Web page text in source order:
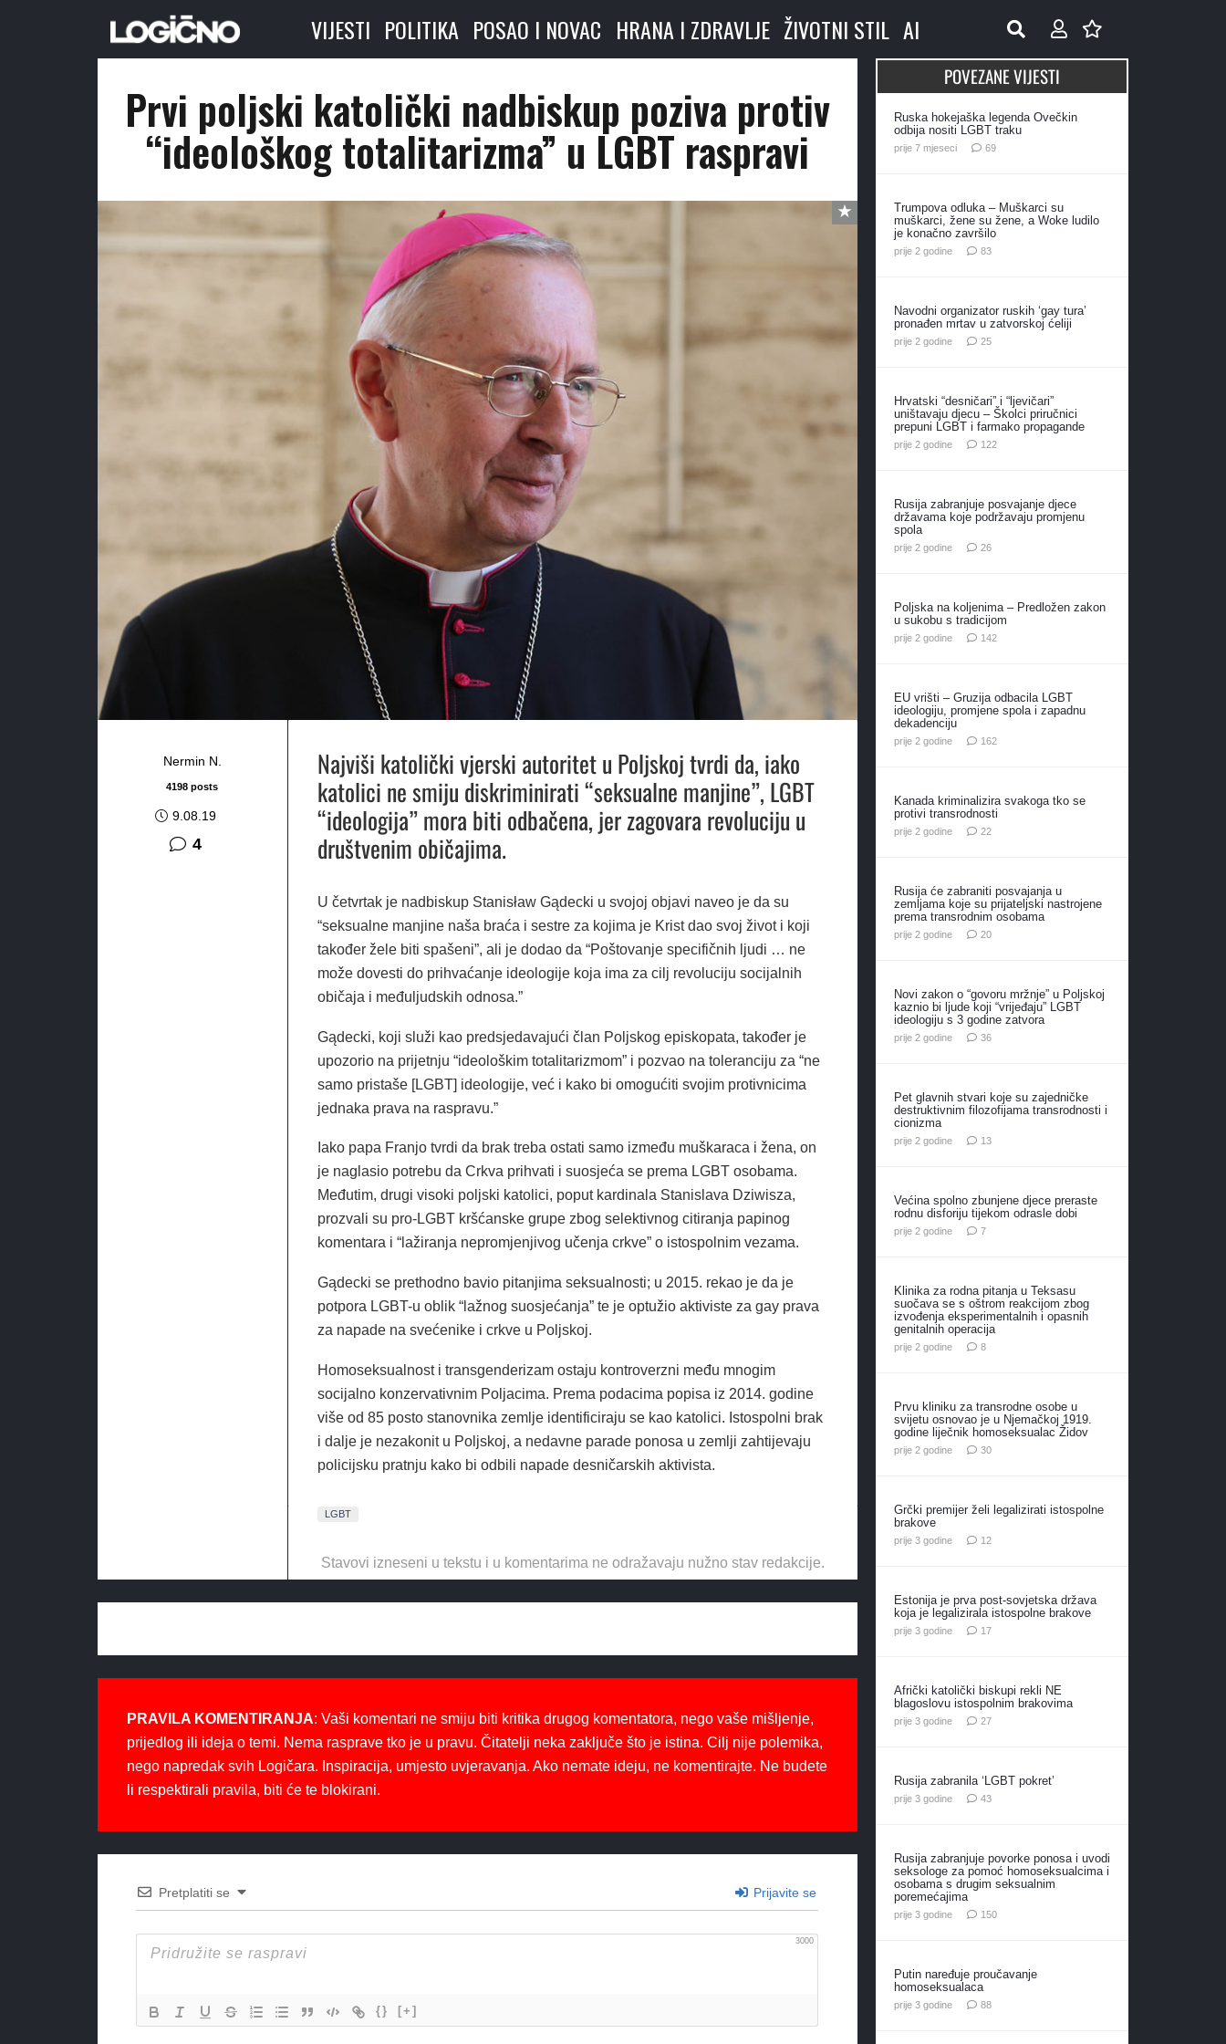
VIJESTI POLITIKA POSAO I NOVAC HRANA I ZDRAVLJE ŽIVOTNI STIL AI
Prvi poljski katolički nadbiskup poziva protiv
“ideološkog totalitarizma” u LGBT raspravi
Nermin N.
4198 posts
9.08.19
4komentara
Najviši katolički vjerski autoritet u Poljskoj tvrdi da, iako
katolici ne smiju diskriminirati “seksualne manjine”, LGBT
“ideologija” mora biti odbačena, jer zagovara revoluciju u
društvenim običajima.
U četvrtak je nadbiskup Stanisław Gądecki u svojoj objavi naveo je da su
“seksualne manjine naša braća i sestre za kojima je Krist dao svoj život i koji
također žele biti spašeni”, ali je dodao da “Poštovanje specifičnih ljudi … ne
može dovesti do prihvaćanje ideologije koja ima za cilj revoluciju socijalnih
običaja i međuljudskih odnosa.”
Gądecki, koji služi kao predsjedavajući član Poljskog episkopata, također je
upozorio na prijetnju “ideološkim totalitarizmom” i pozvao na toleranciju za “ne
samo pristaše [LGBT] ideologije, već i kako bi omogućiti svojim protivnicima
jednaka prava na raspravu.”
Iako papa Franjo tvrdi da brak treba ostati samo između muškaraca i žena, on
je naglasio potrebu da Crkva prihvati i suosjeća se prema LGBT osobama.
Međutim, drugi visoki poljski katolici, poput kardinala Stanislava Dziwisza,
prozvali su pro-LGBT kršćanske grupe zbog selektivnog citiranja papinog
komentara i “lažiranja nepromjenjivog učenja crkve” o istospolnim vezama.
Gądecki se prethodno bavio pitanjima seksualnosti; u 2015. rekao je da je
potpora LGBT-u oblik “lažnog suosjećanja” te je optužio aktiviste za gay prava
za napade na svećenike i crkve u Poljskoj.
Homoseksualnost i transgenderizam ostaju kontroverzni među mnogim
socijalno konzervativnim Poljacima. Prema podacima popisa iz 2014. godine
više od 85 posto stanovnika zemlje identificiraju se kao katolici. Istospolni brak
i dalje je nezakonit u Poljskoj, a nedavne parade ponosa u zemlji zahtijevaju
policijsku pratnju kako bi odbili napade desničarskih aktivista.
LGBT
Stavovi izneseni u tekstu i u komentarima ne odražavaju nužno stav redakcije.
PRAVILA KOMENTIRANJA: Vaši komentari ne smiju biti kritika drugog komentatora, nego vaše mišljenje,
prijedlog ili ideja o temi. Nema rasprave tko je u pravu. Čitatelji neka zaključe što je istina. Cilj nije polemika,
nego napredak svih Logičara. Inspiracija, umjesto uvjeravanja. Ako nemate ideju, ne komentirajte. Ne budete
li respektirali pravila, biti će te blokirani.
Pretplatiti se Prijavite se
3000
{} [+]
POVEZANE VIJESTI
Ruska hokejaška legenda Ovečkin
odbija nositi LGBT traku
prije 7 mjeseci 69komentara
Trumpova odluka – Muškarci su
muškarci, žene su žene, a Woke ludilo
je konačno završilo
prije 2 godine 83komentara
Navodni organizator ruskih ‘gay tura’
pronađen mrtav u zatvorskoj ćeliji
prije 2 godine 25komentara
Hrvatski “desničari” i “ljevičari”
uništavaju djecu – Školci priručnici
prepuni LGBT i farmako propagande
prije 2 godine 122komentara
Rusija zabranjuje posvajanje djece
državama koje podržavaju promjenu
spola
prije 2 godine 26komentara
Poljska na koljenima – Predložen zakon
u sukobu s tradicijom
prije 2 godine 142komentara
EU vrišti – Gruzija odbacila LGBT
ideologiju, promjene spola i zapadnu
dekadenciju
prije 2 godine 162komentara
Kanada kriminalizira svakoga tko se
protivi transrodnosti
prije 2 godine 22komentara
Rusija će zabraniti posvajanja u
zemljama koje su prijateljski nastrojene
prema transrodnim osobama
prije 2 godine 20komentara
Novi zakon o “govoru mržnje” u Poljskoj
kaznio bi ljude koji “vrijeđaju” LGBT
ideologiju s 3 godine zatvora
prije 2 godine 36komentara
Pet glavnih stvari koje su zajedničke
destruktivnim filozofijama transrodnosti i
cionizma
prije 2 godine 13komentara
Većina spolno zbunjene djece preraste
rodnu disforiju tijekom odrasle dobi
prije 2 godine 7komentara
Klinika za rodna pitanja u Teksasu
suočava se s oštrom reakcijom zbog
izvođenja eksperimentalnih i opasnih
genitalnih operacija
prije 2 godine 8komentara
Prvu kliniku za transrodne osobe u
svijetu osnovao je u Njemačkoj 1919.
godine liječnik homoseksualac Židov
prije 2 godine 30komentara
Grčki premijer želi legalizirati istospolne
brakove
prije 3 godine 12komentara
Estonija je prva post-sovjetska država
koja je legalizirala istospolne brakove
prije 3 godine 17komentara
Afrički katolički biskupi rekli NE
blagoslovu istospolnim brakovima
prije 3 godine 27komentara
Rusija zabranila ‘LGBT pokret’
prije 3 godine 43komentara
Rusija zabranjuje povorke ponosa i uvodi
seksologe za pomoć homoseksualcima i
osobama s drugim seksualnim
poremećajima
prije 3 godine 150komentara
Putin naređuje proučavanje
homoseksualaca
prije 3 godine 88komentara